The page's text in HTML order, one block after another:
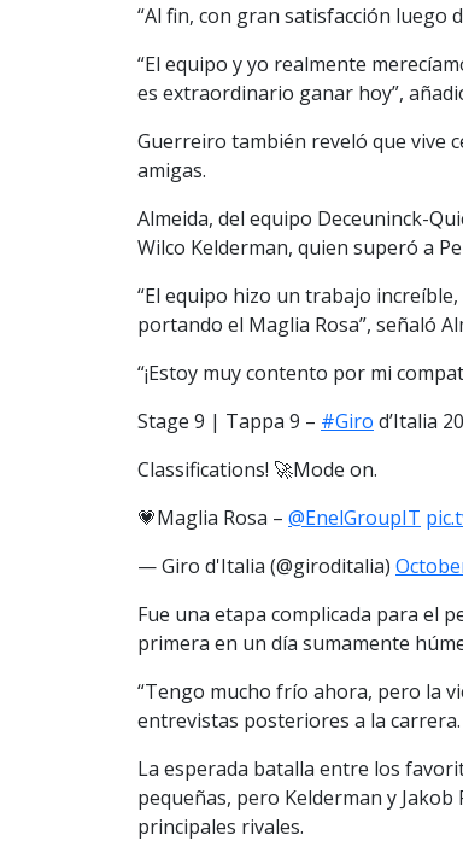
“Al fin, con gran satisfacción luego
“El equipo y yo realmente
es extraordinario ganar hoy”,
Guerreiro también reveló que vive
amigas.
Almeida, del equipo Deceuninck-
Wilco Kelderman, quien superó a
“El equipo hizo un trabajo
portando el Maglia Rosa”, señaló
“¡Estoy muy contento por mi
Stage 9 | Tappa 9 – #Giro d’Italia
Classifications! 🚀Mode on.
💗Maglia Rosa – @EnelGroupIT
— Giro d'Italia (@giroditalia)
Fue una etapa complicada para el
primera en un día sumamente
“Tengo mucho frío ahora, pero la
entrevistas posteriores a la carrera.
La esperada batalla entre los
pequeñas, pero Kelderman y
principales rivales.